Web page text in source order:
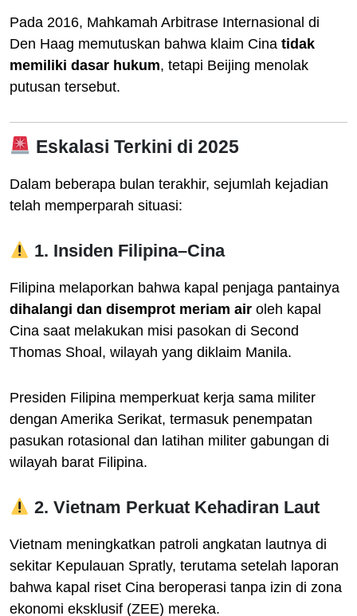
Pada 2016, Mahkamah Arbitrase Internasional di
Den Haag memutuskan bahwa klaim Cina tidak
memiliki dasar hukum, tetapi Beijing menolak
putusan tersebut.
Eskalasi Terkini di 2025
Dalam beberapa bulan terakhir, sejumlah kejadian
telah memperparah situasi:
1. Insiden Filipina–Cina
Filipina melaporkan bahwa kapal penjaga pantainya
dihalangi dan disemprot meriam air oleh kapal
Cina saat melakukan misi pasokan di Second
Thomas Shoal, wilayah yang diklaim Manila.
Presiden Filipina memperkuat kerja sama militer
dengan Amerika Serikat, termasuk penempatan
pasukan rotasional dan latihan militer gabungan di
wilayah barat Filipina.
2. Vietnam Perkuat Kehadiran Laut
Vietnam meningkatkan patroli angkatan lautnya di
sekitar Kepulauan Spratly, terutama setelah laporan
bahwa kapal riset Cina beroperasi tanpa izin di zona
ekonomi eksklusif (ZEE) mereka.